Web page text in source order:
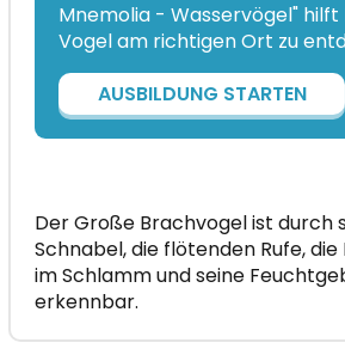
Mnemolia - Wasservögel" hilft
Vogel am richtigen Ort zu
AUSBILDUNG STARTEN
Der Große Brachvogel ist durch
Schnabel, die flötenden Rufe,
im Schlamm und seine
erkennbar.